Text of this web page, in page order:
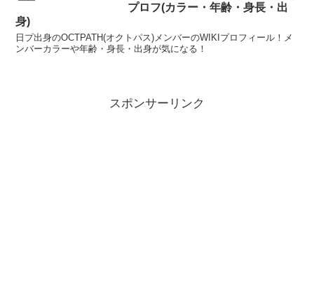
プロフ(カラー・年齢・身長・出
身)
日プ出身のOCTPATH(オクトパス)メンバーのWIKIプロフィール！メ
ンバーカラーや年齢・身長・出身が気になる！
スポンサーリンク